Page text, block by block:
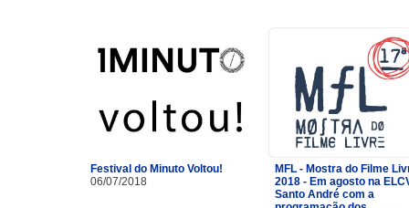
Festival do Minuto Voltou!
06/07/2018
MFL - Mostra do Filme
2018 - Em agosto na
Santo André com a